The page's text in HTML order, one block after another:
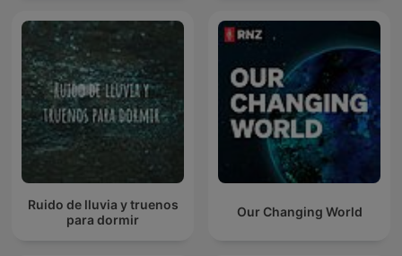
Ruido de lluvia y truenos
para dormir
Our Changing World